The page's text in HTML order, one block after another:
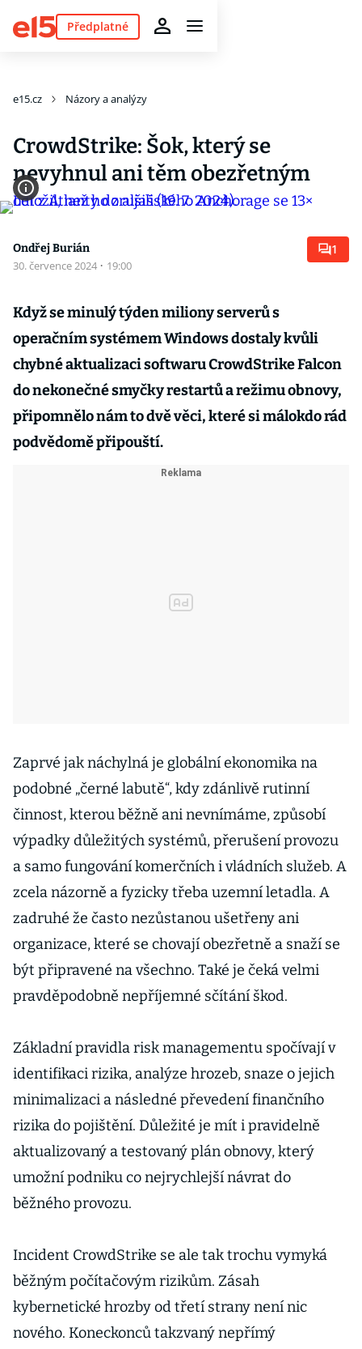
Předplatné
e15.cz Názory a analýzy
CrowdStrike: Šok, který se
nevyhnul ani těm obezřetným
Ondřej Burián
30. července 2024 · 19:00
1
Když se minulý týden miliony serverů s
operačním systémem Windows dostaly kvůli
chybné aktualizaci softwaru CrowdStrike Falcon
do nekonečné smyčky restartů a režimu obnovy,
připomnělo nám to dvě věci, které si málokdo rád
podvědomě připouští.
Zaprvé jak náchylná je globální ekonomika na
podobné „černé labutě“, kdy zdánlivě rutinní
činnost, kterou běžně ani nevnímáme, způsobí
výpadky důležitých systémů, přerušení provozu
a samo fungování komerčních i vládních služeb. A
zcela názorně a fyzicky třeba uzemní letadla. A
zadruhé že často nezůstanou ušetřeny ani
organizace, které se chovají obezřetně a snaží se
být připravené na všechno. Také je čeká velmi
pravděpodobně nepříjemné sčítání škod.
Základní pravidla risk managementu spočívají v
identifikaci rizika, analýze hrozeb, snaze o jejich
minimalizaci a následné převedení finančního
rizika do pojištění. Důležité je mít i pravidelně
aktualizovaný a testovaný plán obnovy, který
umožní podniku co nejrychlejší návrat do
běžného provozu.
Incident CrowdStrike se ale tak trochu vymyká
běžným počítačovým rizikům. Zásah
kybernetické hrozby od třetí strany není nic
nového. Koneckonců takzvaný nepřímý